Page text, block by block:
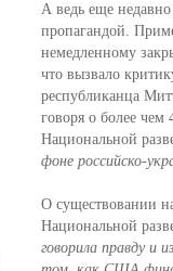
А ведь еще
пропагандой.
немедленному
что вызвало
республиканца
говоря о более чем
Национальной
фоне российско-
О существовании
Национальной
говорила правду и